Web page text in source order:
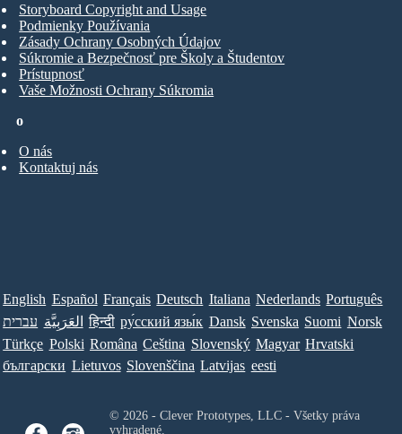
o
O nás
Kontaktuj nás
Storyboard Copyright and Usage
Podmienky Používania
Zásady Ochrany Osobných Údajov
Súkromie a Bezpečnosť pre Školy a Študentov
Prístupnosť
Vaše Možnosti Ochrany Súkromia
English Español Français Deutsch Italiana Nederlands Português
עברית العَرَبِيَّة हिन्दी ру́сский язы́к Dansk Svenska Suomi Norsk
Türkçe Polski Româna Ceština Slovenský Magyar Hrvatski
български Lietuvos Slovenščina Latvijas eesti
© 2026 - Clever Prototypes, LLC - Všetky práva
vyhradené.